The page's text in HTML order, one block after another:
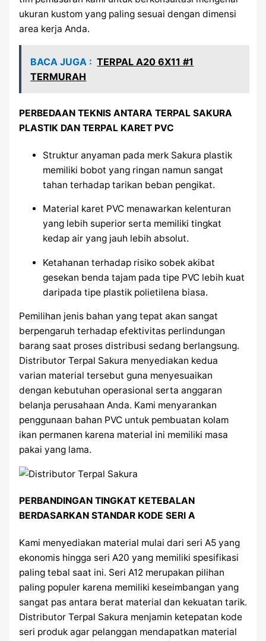
ukuran kustom yang paling sesuai dengan dimensi
area kerja Anda.
BACA JUGA : TERPAL A20 6X11 #1
TERMURAH
PERBEDAAN TEKNIS ANTARA TERPAL SAKURA
PLASTIK DAN TERPAL KARET PVC
Struktur anyaman pada merk Sakura plastik
memiliki bobot yang ringan namun sangat
tahan terhadap tarikan beban pengikat.
Material karet PVC menawarkan kelenturan
yang lebih superior serta memiliki tingkat
kedap air yang jauh lebih absolut.
Ketahanan terhadap risiko sobek akibat
gesekan benda tajam pada tipe PVC lebih kuat
daripada tipe plastik polietilena biasa.
Pemilihan jenis bahan yang tepat akan sangat
berpengaruh terhadap efektivitas perlindungan
barang saat proses distribusi sedang berlangsung.
Distributor Terpal Sakura menyediakan kedua
varian material tersebut guna menyesuaikan
dengan kebutuhan operasional serta anggaran
belanja perusahaan Anda. Kami menyarankan
penggunaan bahan PVC untuk pembuatan kolam
ikan permanen karena material ini memiliki masa
pakai yang lama.
PERBANDINGAN TINGKAT KETEBALAN
BERDASARKAN STANDAR KODE SERI A
Kami menyediakan material mulai dari seri A5 yang
ekonomis hingga seri A20 yang memiliki spesifikasi
paling tebal saat ini. Seri A12 merupakan pilihan
paling populer karena memiliki keseimbangan yang
sangat pas antara berat material dan kekuatan tarik.
Distributor Terpal Sakura menjamin ketepatan kode
seri produk agar pelanggan mendapatkan material